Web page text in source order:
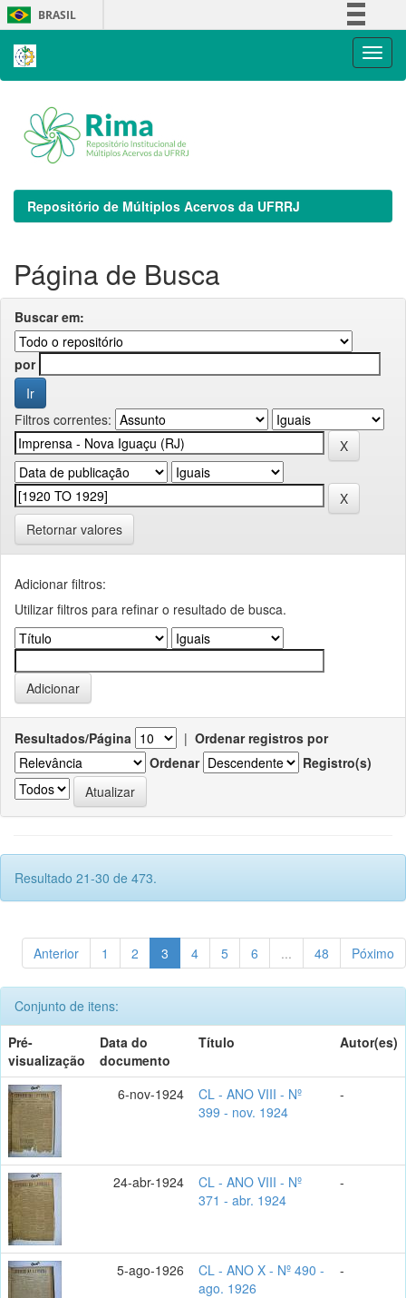
Skip
navigation
BRASIL
Repositório de Múltiplos Acervos da UFRRJ
Página de Busca
Buscar em:
por
Filtros correntes:
Retornar valores
Adicionar filtros:
Utilizar filtros para refinar o resultado de busca.
Resultados/Página | Ordenar registros por
Ordenar
Registro(s)
Resultado 21-30 de 473.
Anterior 1 2 3 4 5 6 ... 48 Póximo
Conjunto de itens:
Pré-
visualização
Data do
documento
Título Autor(es)
6-nov-1924
CL - ANO VIII - Nº
399 - nov. 1924
-
24-abr-1924
CL - ANO VIII - Nº
371 - abr. 1924
-
5-ago-1926
CL - ANO X - Nº 490 -
ago. 1926
-